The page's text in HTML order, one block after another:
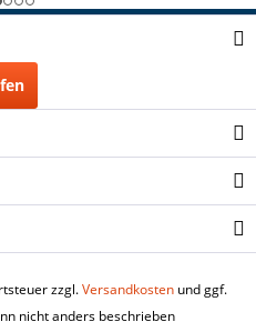
zzgl.Versandkosten und ggf.
nicht anders beschrieben